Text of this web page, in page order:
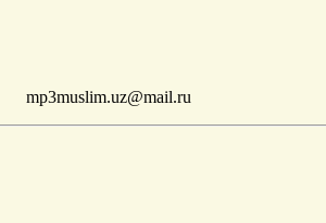
mp3muslim.uz@mail.ru